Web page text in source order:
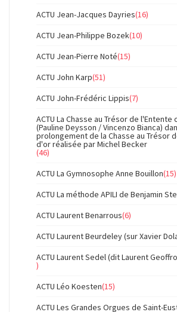
ACTU Jean-Jacques Dayries(16)
ACTU Jean-Philippe Bozek(10)
ACTU Jean-Pierre Noté(15)
ACTU John Karp(51)
ACTU John-Frédéric Lippis(7)
ACTU La Chasse au Trésor de l'Entente
(Pauline Deysson / Vincenzo Bianca)
prolongement de la Chasse au Trésor
d'or réalisée par Michel Becker
(46)
ACTU La Gymnosophe Anne Bouillon(15)
ACTU La méthode APILI de Benjamin
ACTU Laurent Benarrous(6)
ACTU Laurent Beurdeley (sur Xavier
ACTU Laurent Sedel (dit Laurent
)
ACTU Léo Koesten(15)
ACTU Les Grandes Orgues de Saint-